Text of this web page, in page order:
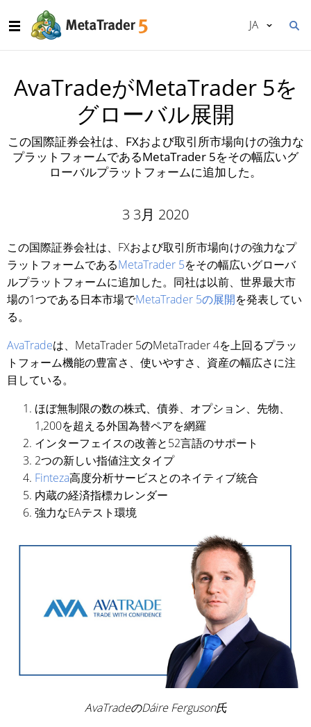
JA
AvaTradeがMetaTrader 5を
グローバル展開
この国際証券会社は、FXおよび取引所市場向けの強力な
プラットフォームであるMetaTrader 5をその幅広いグ
ローバルプラットフォームに追加した。
3 3月 2020
この国際証券会社は、FXおよび取引所市場向けの強力なプ
ラットフォームであるMetaTrader 5をその幅広いグローバ
ルプラットフォームに追加した。同社は以前、世界最大市
場の1つである日本市場でMetaTrader 5の展開を発表してい
る。
AvaTradeは、MetaTrader 5のMetaTrader 4を上回るプラッ
トフォーム機能の豊富さ、使いやすさ、資産の幅広さに注
目している。
ほぼ無制限の数の株式、債券、オプション、先物、
1,200を超える外国為替ペアを網羅
インターフェイスの改善と52言語のサポート
2つの新しい指値注文タイプ
Finteza高度分析サービスとのネイティブ統合
内蔵の経済指標カレンダー
強力なEAテスト環境
AvaTradeのDáire Ferguson氏